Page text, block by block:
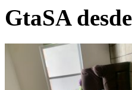
GtaSA